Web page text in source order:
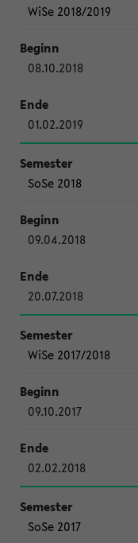
WiSe 2018/2019
08.10.2018
01.02.2019
SoSe 2018
09.04.2018
20.07.2018
WiSe 2017/2018
09.10.2017
02.02.2018
SoSe 2017